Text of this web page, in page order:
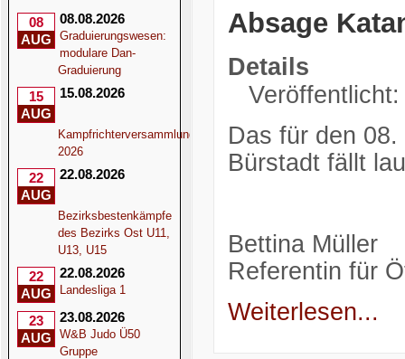
08
AUG
08.08.2026
Graduierungswesen:
modulare Dan-
Graduierung
15
AUG
15.08.2026
Kampfrichterversammlung
2026
22
AUG
22.08.2026
Bezirksbestenkämpfe
des Bezirks Ost U11,
U13, U15
22
AUG
22.08.2026
Landesliga 1
23
AUG
23.08.2026
W&B Judo Ü50
Gruppe
Absage
Details
Das für den
Bürstadt fällt
Bettina Müller
Referentin für
Weiterlesen...